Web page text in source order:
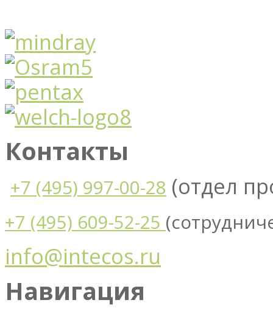
Контакты
+7 (495) 997-00-28 (отдел
+7 (495) 609-52-25
info@intecos.ru
Навигация